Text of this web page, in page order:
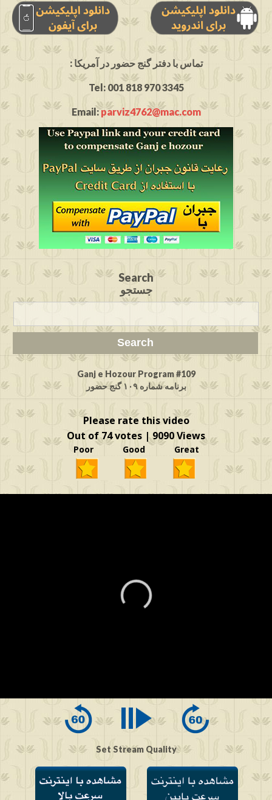
: تماس با دفتر گنج حضور در آمریکا
Tel: 001 818 970 3345
Email:parviz4762@mac.com
Search
جستجو
Ganj e Hozour Program #109
برنامه شماره ۱۰۹ گنج حضور
Please rate this video
Out of 74 votes | 9090 Views
Poor Good Great
of
Set Stream Quality